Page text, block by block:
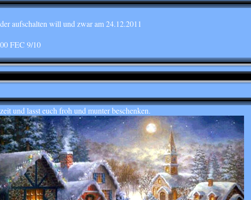
aufschalten will und zwar am 24.12.2011
FEC 9/10
und lasst euch froh und munter beschenken.